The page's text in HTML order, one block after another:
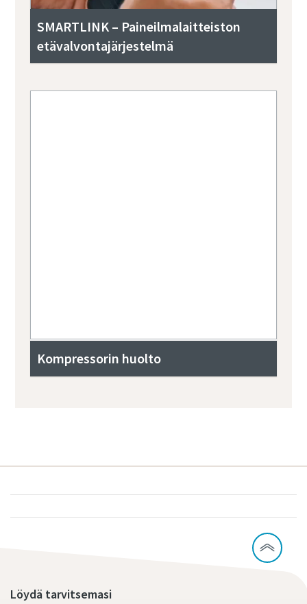
SMARTLINK – Paineilmalaitteiston
etävalvontajärjestelmä
Kompressorin huolto
Löydä tarvitsemasi